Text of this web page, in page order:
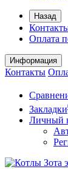
Назад
Оплата
Информация
Контакты
Закладки
Личный